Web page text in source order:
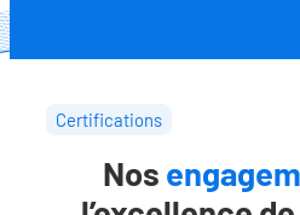
Certifications
Nos